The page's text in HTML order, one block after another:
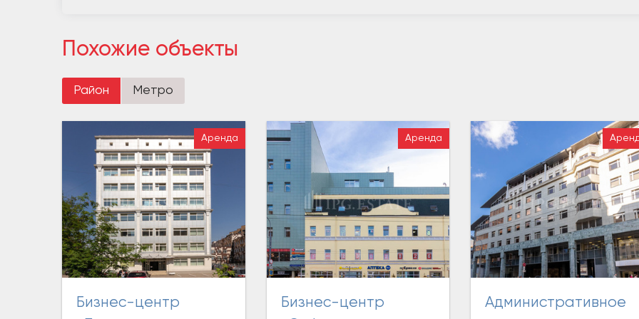
Похожие объекты
Район Метро
Аренда
Бизнес-центр
Аренда
Бизнес-центр
Административное